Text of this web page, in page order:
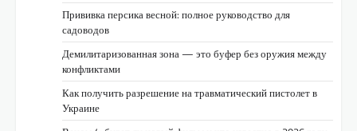
Прививка персика весной: полное руководство для
садоводов
Демилитаризованная зона — это буфер без оружия между
конфликтами
Как получить разрешение на травматический пистолет в
Украине